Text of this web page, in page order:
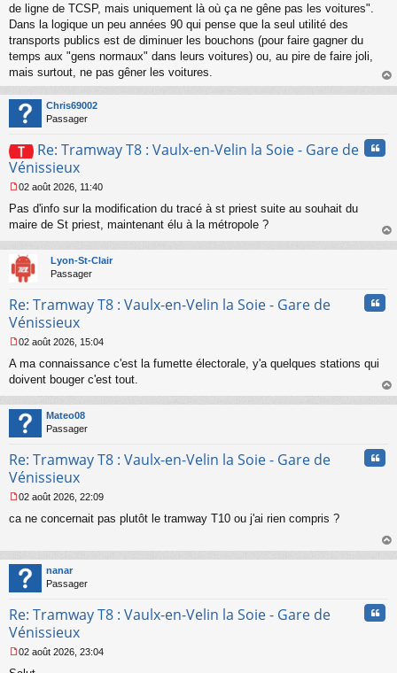
s
s
g
e
n
o
n
l
u
de ligne de TCSP, mais uniquement là où ça ne gêne pas les voitures".
Dans la logique un peu années 90 qui pense que la seul utilité des
transports publics est de diminuer les bouchons (pour faire gagner du
temps aux "gens normaux" dans leurs voitures) ou, au pire de faire joli,
mais surtout, ne pas gêner les voitures.
au
Chris69002
Passager
Re: Tramway T8 : Vaulx-en-Velin la Soie - Gare de
Vénissieux
e
s
a
g
e
o
n
l
u
02 août 2026, 11:40
Pas d'info sur la modification du tracé à st priest suite au souhait du
maire de St priest, maintenant élu à la métropole ?
au
Lyon-St-Clair
Passager
Re: Tramway T8 : Vaulx-en-Velin la Soie - Gare de
Vénissieux
e
s
a
g
e
o
n
l
u
02 août 2026, 15:04
A ma connaissance c'est la fumette électorale, y'a quelques stations qui
doivent bouger c'est tout.
au
Mateo08
Passager
Re: Tramway T8 : Vaulx-en-Velin la Soie - Gare de
Vénissieux
e
a
g
e
o
n
l
u
02 août 2026, 22:09
ca ne concernait pas plutôt le tramway T10 ou j'ai rien compris ?
au
nanar
Passager
Re: Tramway T8 : Vaulx-en-Velin la Soie - Gare de
Vénissieux
02 août 2026, 23:04